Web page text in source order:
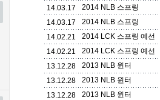
14.03.17
2014 NLB 스프링
14.03.17
2014 NLB 스프링
14.02.21
2014 LCK 스프링 예선
14.02.21
2014 LCK 스프링 예선
13.12.28
2013 NLB 윈터
13.12.28
2013 NLB 윈터
13.12.28
2013 NLB 윈터